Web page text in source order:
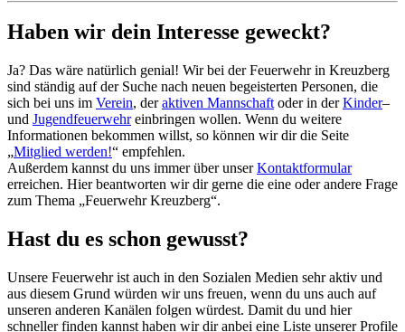
Haben wir dein Interesse geweckt?
Ja? Das wäre natürlich genial! Wir bei der Feuerwehr in Kreuzberg
sind ständig auf der Suche nach neuen begeisterten Personen, die
sich bei uns im Verein, deraktiven Mannschaft oder in derKinder–
und Jugendfeuerwehreinbringen wollen. Wenn du weitere
Informationen bekommen willst, so können wir dir die Seite
„Mitglied werden!“ empfehlen.
Außerdem kannst du uns immer über unserKontaktformular
erreichen. Hier beantworten wir dir gerne die eine oder andere Frage
zum Thema „Feuerwehr Kreuzberg“.
Hast du es schon gewusst?
Unsere Feuerwehr ist auch in den Sozialen Medien sehr aktiv und
aus diesem Grund würden wir uns freuen, wenn du uns auch auf
unseren anderen Kanälen folgen würdest. Damit du und hier
schneller finden kannst haben wir dir anbei eine Liste unserer Profile